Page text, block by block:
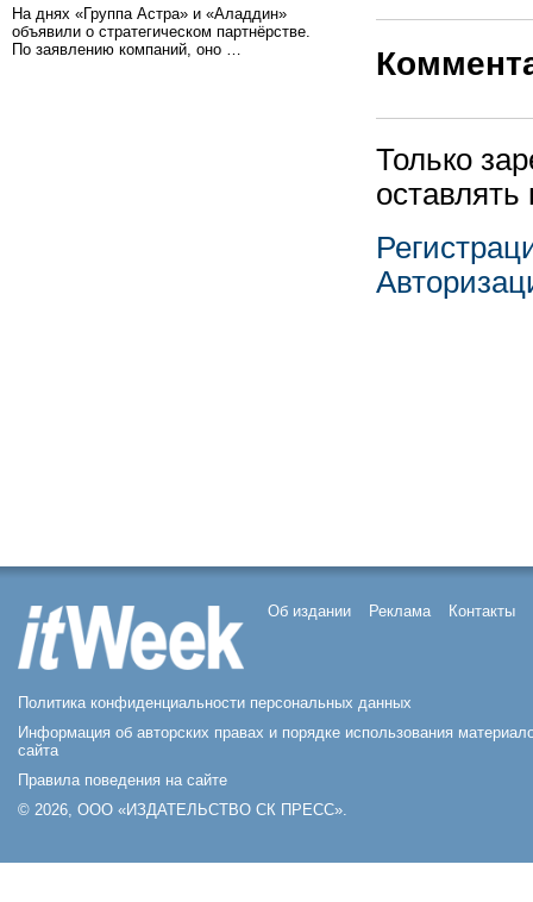
На днях «Группа Астра» и «Аладдин»
объявили о стратегическом партнёрстве.
По заявлению компаний, оно …
Только
Об издании Реклама Контакты
Политика конфиденциальности персональных данных
Информация об авторских правах и порядке использования
сайта
Правила поведения на сайте
© 2026, ООО «ИЗДАТЕЛЬСТВО СК ПРЕСС».